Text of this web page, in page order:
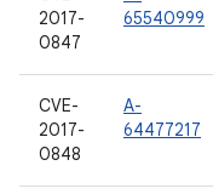
2017-
0847
65540999
CVE-
2017-
0848
A-
64477217